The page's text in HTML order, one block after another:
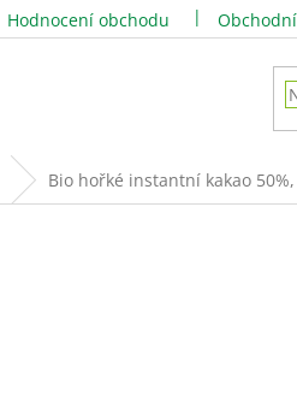
Hodnocení obchodu
Bio hořké instantní kakao